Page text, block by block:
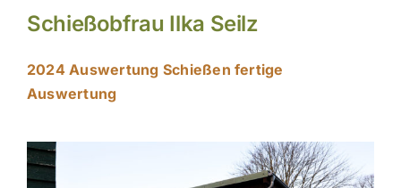
Schießobfrau Ilka Seilz
2024 Auswertung Schießen fertige
Auswertung